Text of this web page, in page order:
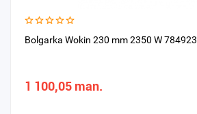
Bolgarka Wokin 230 mm 2350 W 784923
1 100,05 man.